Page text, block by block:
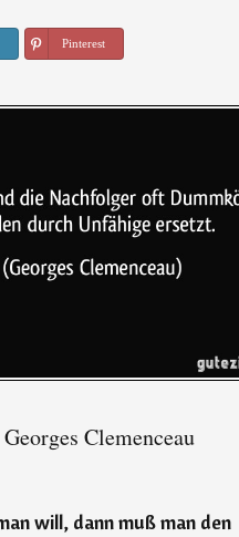
Pinterest
Clemenceau
will, dann muß man den